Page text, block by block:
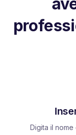
Digita il